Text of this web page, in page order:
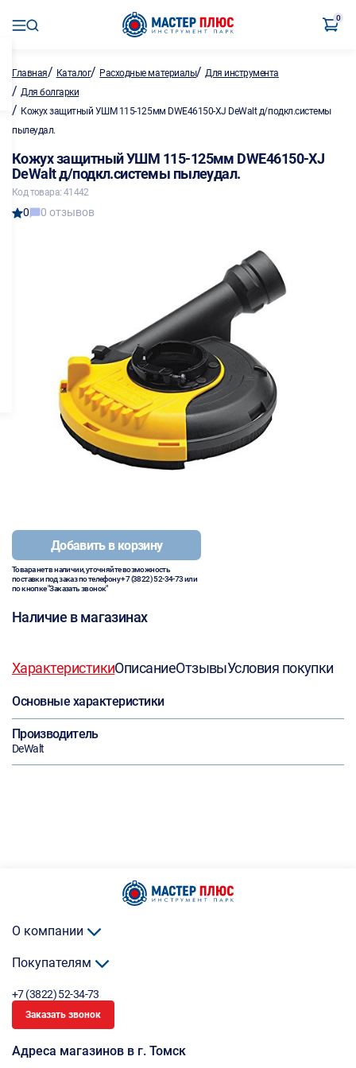
0
Главная/ Каталог/ Расходные материалы/Для инструмента
/ Для болгарки
/ Кожух защитный УШМ 115-125мм DWE46150-XJ DeWalt д/подкл.системы
пылеудал.
Кожух защитный УШМ 115-125мм DWE46150-XJ
DeWalt д/подкл.системы пылеудал.
Код товара: 41442
0 0 отзывов
Добавить в корзину
Товара нет в наличии, уточняйте возможность
поставки под заказ по телефону+7 (3822) 52-34-73или
по кнопке "Заказать звонок"
Наличие в магазинах
ХарактеристикиОписаниеОтзывыУсловия покупки
Основные характеристики
Производитель
DeWalt
О компании
Покупателям
+7 (3822) 52-34-73
Заказать звонок
Адреса магазинов в г. Томск